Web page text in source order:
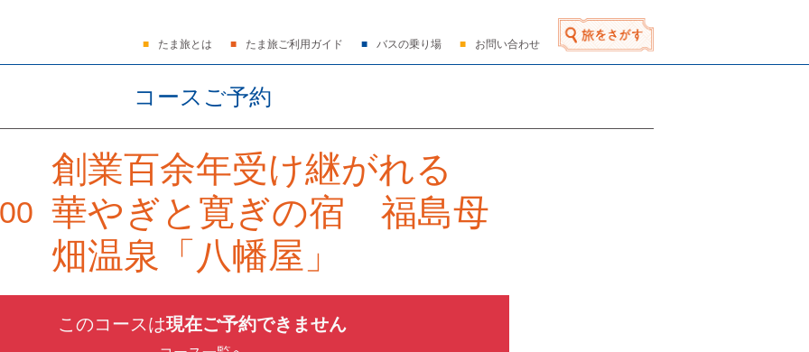
たま旅とは たま旅ご利用ガイド バスの乗り場 お問い合わせ
コースご予約
創業百余年受け継がれる
華やぎと寛ぎの宿 福島母
畑温泉「八幡屋」
このコースは現在ご予約できません